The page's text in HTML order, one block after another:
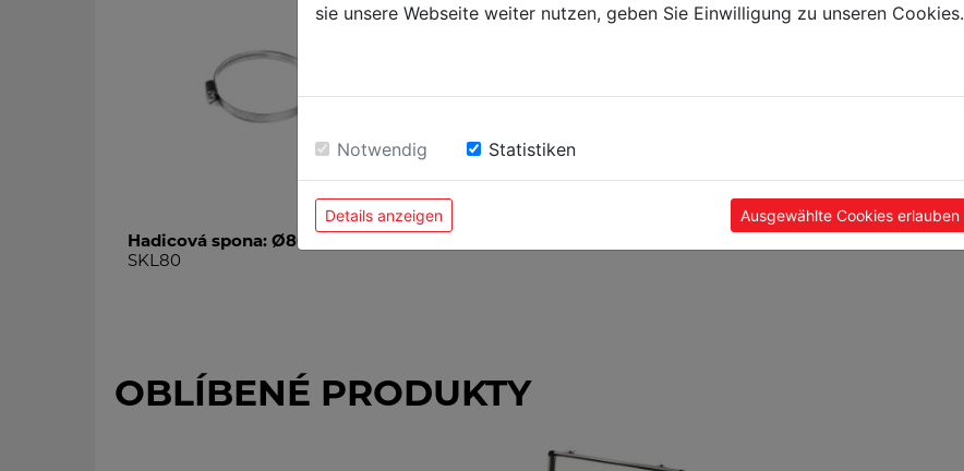
Hadicová spona: Ø80 mm
SKL80
OBLÍBENÉ PRODUKTY
sie unsere Webseite weiter nutzen, geben Sie Einwilligung zu unseren Cookies.
Notwendig Statistiken
Details anzeigen Ausgewählte Cookies erlauben